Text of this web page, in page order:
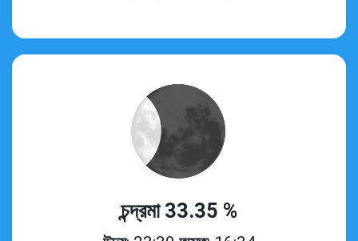
চন্দ্রমা 33.35 %